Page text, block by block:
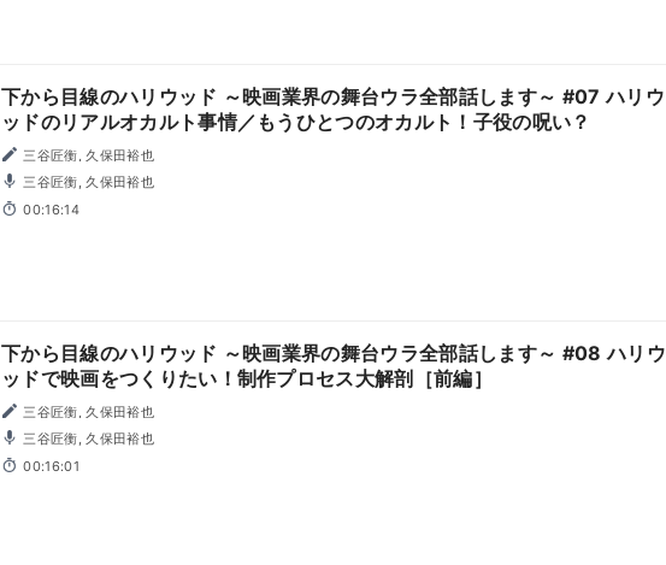
下から目線のハリウッド ～映画業界の舞台ウラ全部話します～ #07 ハリウ
ッドのリアルオカルト事情／もうひとつのオカルト！子役の呪い？
三谷匠衡, 久保田裕也
三谷匠衡, 久保田裕也
00:16:14
下から目線のハリウッド ～映画業界の舞台ウラ全部話します～ #08 ハリウ
ッドで映画をつくりたい！制作プロセス大解剖［前編］
三谷匠衡, 久保田裕也
三谷匠衡, 久保田裕也
00:16:01